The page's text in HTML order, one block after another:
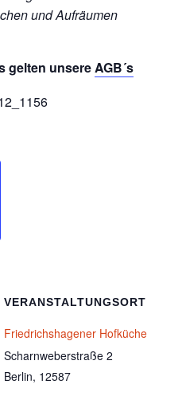
und Aufräumen
gelten unsereAGB´s
VERANSTALTUNGSORT
Friedrichshagener Hofküche
Scharnweberstraße 2
Berlin, 12587